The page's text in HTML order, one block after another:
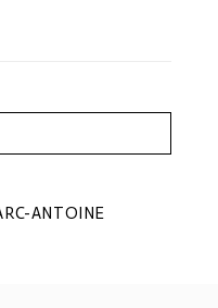
requis *
ANTOINE